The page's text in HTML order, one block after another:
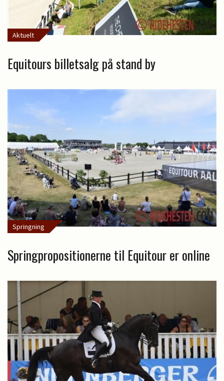
Aktuelt
Equitours billetsalg på stand by
Springning
Springpropositionerne til Equitour er online